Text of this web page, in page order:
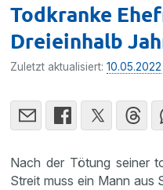
Todkranke
Dreieinhalb
Zuletzt aktualisiert:10.05.2022
Nach der Tötung seiner
Streit muss ein Mann aus